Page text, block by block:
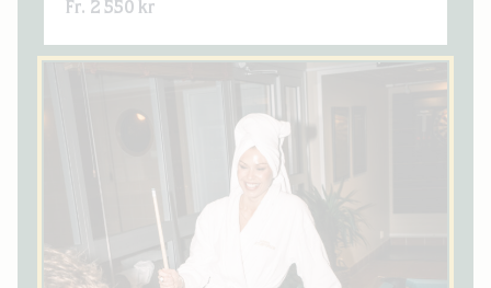
Fr. 2 550 kr